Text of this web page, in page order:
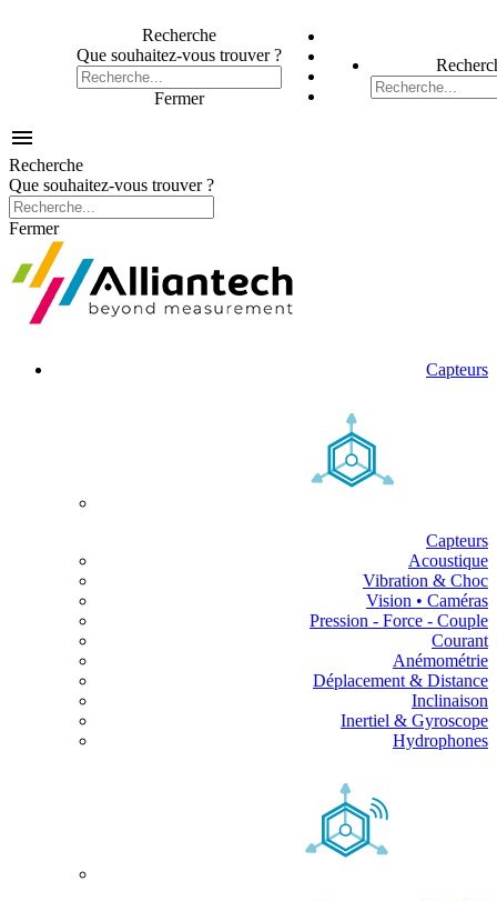
Recherche
Que souhaitez-vous trouver ?
Fermer

Recherche
Que souhaitez-vous trouver ?
Fermer
Capteurs
Capteurs
Acoustique
Vibration & Choc
Vision • Caméras
Pression - Force - Couple
Courant
Anémométrie
Déplacement & Distance
Inclinaison
Inertiel & Gyroscope
Hydrophones